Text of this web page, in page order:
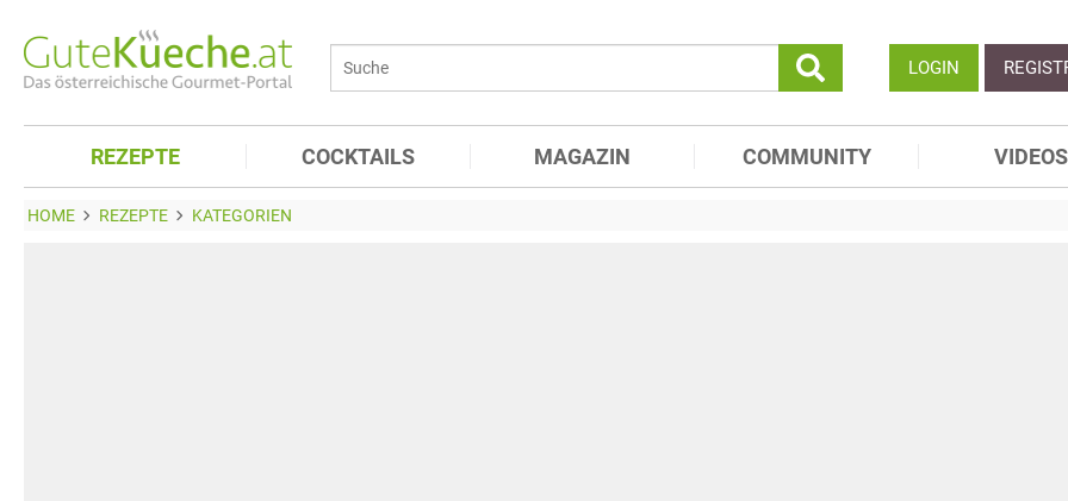
LOGIN
REZEPTE COCKTAILS MAGAZIN COMMUNITY VIDEOS
HOME REZEPTE KATEGORIEN